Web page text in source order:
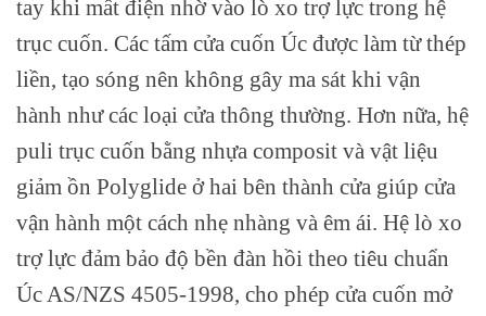
tay khi mất điện nhờ vào lò xo trợ lực trong hệ
trục cuốn. Các tấm cửa cuốn Úc được làm từ thép
liền, tạo sóng nên không gây ma sát khi vận
hành như các loại cửa thông thường. Hơn nữa, hệ
puli trục cuốn bằng nhựa composit và vật liệu
giảm ồn Polyglide ở hai bên thành cửa giúp cửa
vận hành một cách nhẹ nhàng và êm ái. Hệ lò xo
trợ lực đảm bảo độ bền đàn hồi theo tiêu chuẩn
Úc AS/NZS 4505-1998, cho phép cửa cuốn mở